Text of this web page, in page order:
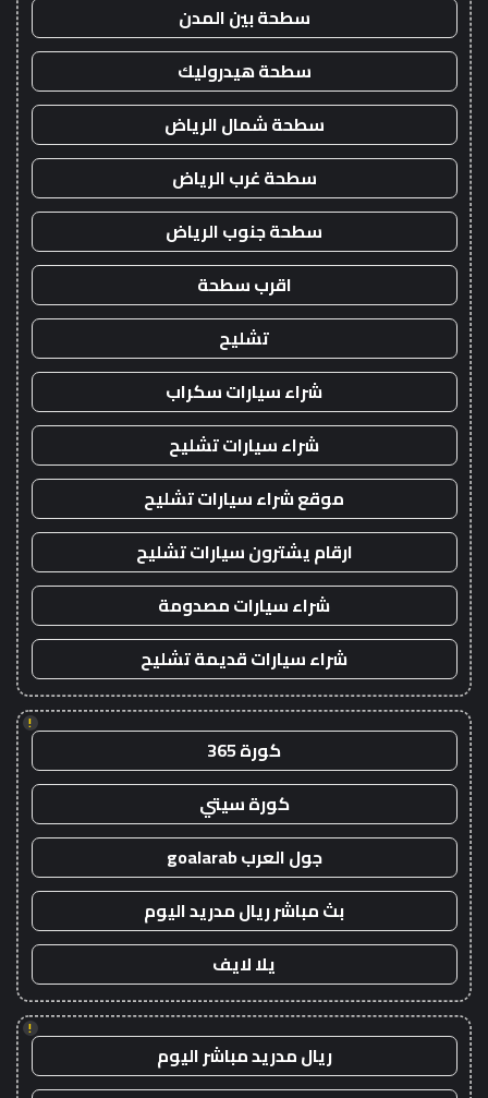
سطحة بين المدن
سطحة هيدروليك
سطحة شمال الرياض
سطحة غرب الرياض
سطحة جنوب الرياض
اقرب سطحة
تشليح
شراء سيارات سكراب
شراء سيارات تشليح
موقع شراء سيارات تشليح
ارقام يشترون سيارات تشليح
شراء سيارات مصدومة
شراء سيارات قديمة تشليح
!
كورة 365
كورة سيتي
جول العرب goalarab
بث مباشر ريال مدريد اليوم
يلا لايف
!
ريال مدريد مباشر اليوم